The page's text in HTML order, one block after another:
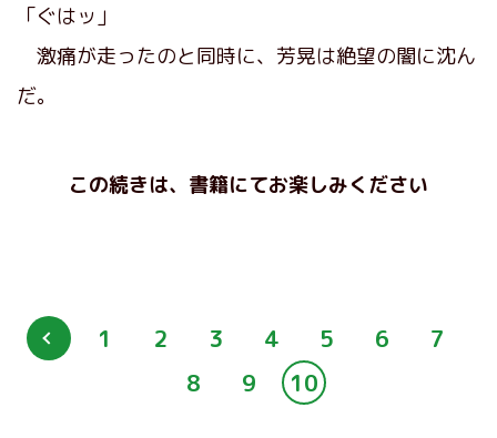
「ぐはッ」
激痛が走ったのと同時に、芳晃は絶望の闇に沈ん
だ。
この続きは、書籍にてお楽しみください
1 2 3 4 5 6
7
8
9 10